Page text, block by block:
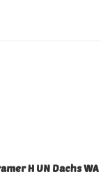
H UN Dachs WA